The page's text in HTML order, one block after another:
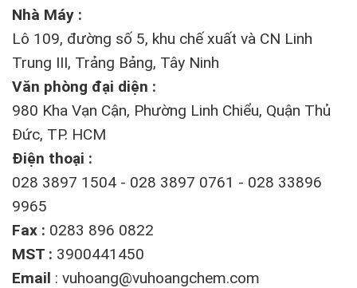
Nhà Máy :
Lô 109, đường số 5, khu chế xuất và CN Linh
Trung III, Trảng Bảng, Tây Ninh
Văn phòng đại diện :
980 Kha Vạn Cận, Phường Linh Chiểu, Quận Thủ
Đức, TP. HCM
Điện thoại :
028 3897 1504 - 028 3897 0761 - 028 33896
9965
Fax : 0283 896 0822
MST : 3900441450
Email : vuhoang@vuhoangchem.com